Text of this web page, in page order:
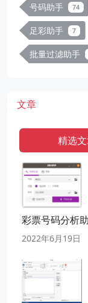
号码助手 74
足彩助手 7
批量过滤助手
文章
精选
彩票号码分析
2022年6月19日